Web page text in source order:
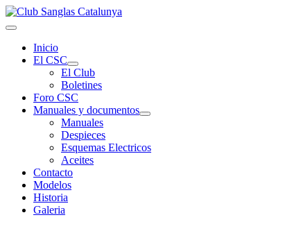
Inicio
El CSC
El Club
Boletines
Foro CSC
Manuales y documentos
Manuales
Despieces
Esquemas Electricos
Aceites
Contacto
Modelos
Historia
Galeria